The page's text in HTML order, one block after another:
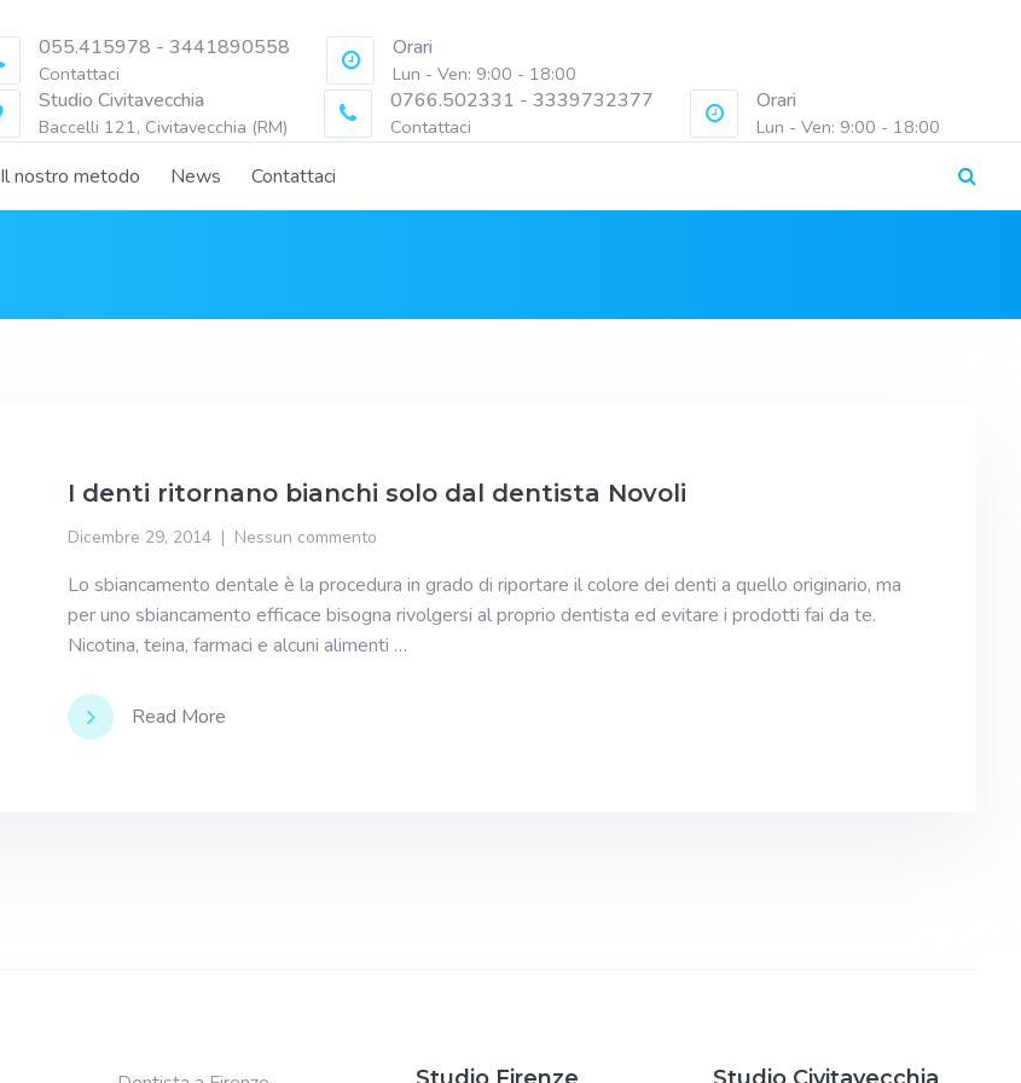
055.415978 - 3441890558
Contattaci
Orari
Lun - Ven: 9:00 - 18:00
Studio Civitavecchia
Baccelli 121, Civitavecchia (RM)
0766.502331 - 3339732377
Contattaci
Orari
Lun - Ven: 9:00 - 18:00
Il nostro metodo News Contattaci
I denti ritornano bianchi solo dal dentista Novoli
Dicembre 29, 2014 Nessun commento
Lo sbiancamento dentale è la procedura in grado di riportare il colore dei denti a quello originario, ma
per uno sbiancamento efficace bisogna rivolgersi al proprio dentista ed evitare i prodotti fai da te.
Nicotina, teina, farmaci e alcuni alimenti …
Read More